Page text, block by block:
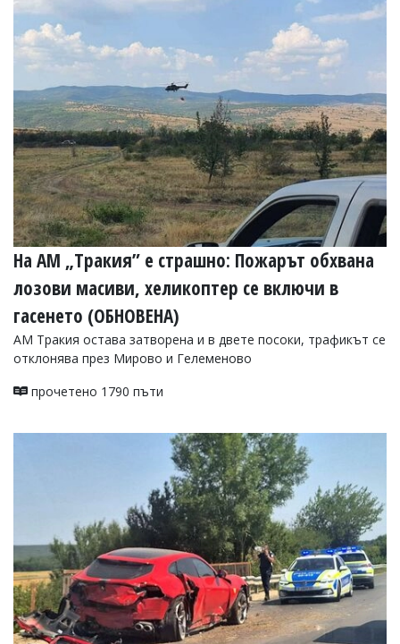
На АМ „Тракия” е страшно: Пожарът обхвана
лозови масиви, хеликоптер се включи в
гасенето (ОБНОВЕНА)
АМ Тракия остава затворена и в двете посоки, трафикът се
отклонява през Мирово и Гелеменово
прочетено 1790 пъти